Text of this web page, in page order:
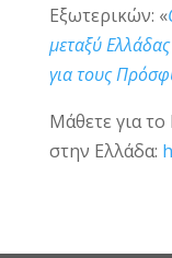
Εξωτερικών: «
μεταξύ
για τους
Μάθετε για
στην Ελλάδα: